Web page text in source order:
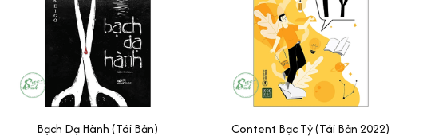
Bạch Dạ Hành (Tái Bản) Content Bạc Tỷ (Tái Bản 2022)